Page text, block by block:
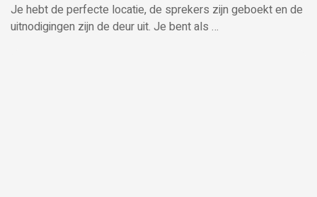
Je hebt de perfecte locatie, de sprekers zijn geboekt en de
uitnodigingen zijn de deur uit. Je bent als …